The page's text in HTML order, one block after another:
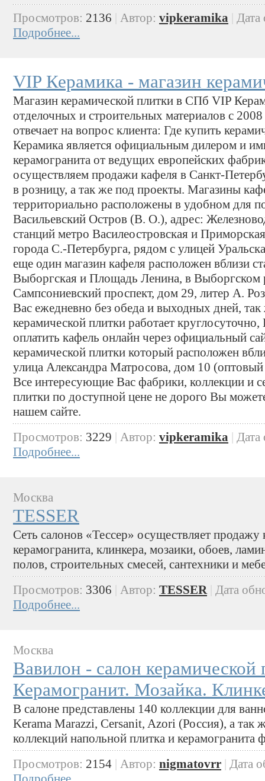
Просмотров: 2136 Автор: vipkeramika Дата
Подробнее...
VIP Керамика - магазин
Магазин керамической плитки в СПб VIP
отделочных и строительных материалов с
отвечает на вопрос клиента: Где купить
Керамика является официальным дилером и
керамогранита от ведущих европейских
осуществляем продажи кафеля в Санкт-
в розницу, а так же под проекты. Магазины
территориально расположены в удобном для
Васильевский Остров (В. О.), адрес:
станций метро Василеостровская и
города С.-Петербурга, рядом с улицей
еще один магазин кафеля расположен вблизи
Выборгская и Площадь Ленина, в Выборгском
Сампсониевский проспект, дом 29, литер А.
Вас ежедневно без обеда и выходных дней,
керамической плитки работает
оплатить кафель онлайн через официальный
керамической плитки который расположен
улица Александра Матросова, дом 10
Все интересующие Вас фабрики, коллекции и
плитки по доступной цене не дорого Вы
нашем сайте.
Просмотров: 3229 | Автор: vipkeramika | Дата
Подробнее...
Москва
TESSER
Сеть салонов «Тессер» осуществляет продажу
керамогранита, клинкера, мозаики, обоев,
полов, строительных смесей, сантехники и
Просмотров: 3306 Автор: TESSER| Дата
Подробнее...
Москва
Вавилон - салон керамической
Керамогранит. Мозайка.
В салоне представлены 140 коллекции для
Kerama Marazzi, Cersanit, Azori (Россия), а так
коллекций напольной плитка и
Просмотров: 2154 | Автор: nigmatovrr | Дата